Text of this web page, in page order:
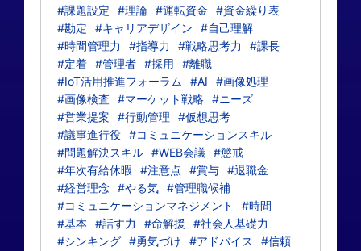
#課題設定
#理論 #運転資金
#資金繰り表
#勘定
#キャリアデザイン
#自己理解
#時間管理力
#指導力 #戦略思考力
#課長
#定着 #管理者 #採用
#離職
#IoT活用推進フォーラム
#AI
#画像処理
#画像検査
#マーケット戦略 #ニーズ
#営業提案
#行動管理
#仮想思考
#議事進行役 #コミュニケーションスキル
#問題解決スキル #WEB会議
#懲戒
#年次有給休暇
#注意点 #賞与 #退職金
#経営理念 #やる気 #管理職候補
#コミュニケーションマネジメント
#時間
#基本
#話す力 #命解援
#社会人基礎力
#シンキング #勇気づけ #アドバイス
#信頼